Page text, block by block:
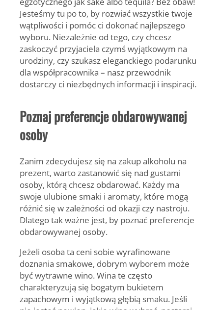
Jesteśmy tu po to, by rozwiać wszystkie twoje
wątpliwości i pomóc ci dokonać najlepszego
wyboru. Niezależnie od tego, czy chcesz
zaskoczyć przyjaciela czymś wyjątkowym na
urodziny, czy szukasz eleganckiego podarunku
dla współpracownika – nasz przewodnik
dostarczy ci niezbędnych informacji i inspiracji.
Poznaj preferencje obdarowywanej
osoby
Zanim zdecydujesz się na zakupalkoholu na
prezent, warto zastanowić się nad gustami
osoby, którą chcesz obdarować. Każdy ma
swoje ulubione smaki i aromaty, które mogą
różnić się w zależności od okazji czy nastroju.
Dlatego tak ważne jest, by poznać preferencje
obdarowywanej osoby.
Jeżeli osoba ta ceni sobie wyrafinowane
doznania smakowe, dobrym wyborem może
być wytrawne wino. Wina te często
charakteryzują się bogatym bukietem
zapachowym i wyjątkową głębią smaku. Jeśli